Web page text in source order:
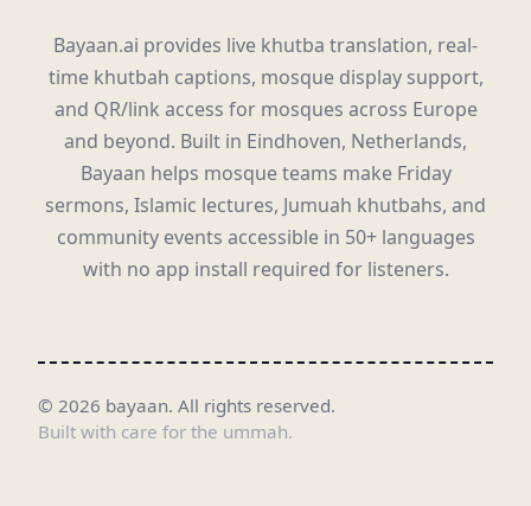
Bayaan.ai provides live khutba translation, real-
time khutbah captions, mosque display support,
and QR/link access for mosques across Europe
and beyond. Built in Eindhoven, Netherlands,
Bayaan helps mosque teams make Friday
sermons, Islamic lectures, Jumuah khutbahs, and
community events accessible in 50+ languages
with no app install required for listeners.
© 2026 bayaan. All rights reserved.
Built with care for the ummah.